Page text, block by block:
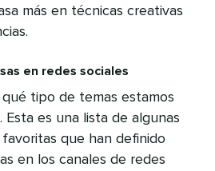
más en técnicas creativas
en redes sociales
tipo de temas estamos
Esta es una lista de algunas
que han definido
en los canales de redes